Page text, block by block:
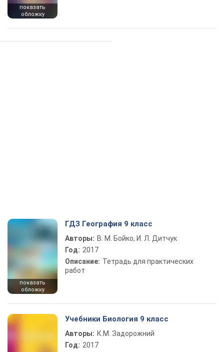
показать
обложку
показать
обложку
ГДЗ География 9 класс
Авторы: В. М. Бойко, И. Л. Дитчук
Год: 2017
Описание: Тетрадь для практических
работ
Учебники Биология 9 класс
Авторы: К.М. Задорожний
Год: 2017